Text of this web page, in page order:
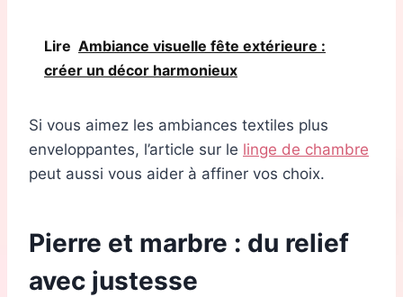
Lire Ambiance visuelle fête extérieure :
créer un décor harmonieux
Si vous aimez les ambiances textiles plus
enveloppantes, l’article sur le linge de chambre
peut aussi vous aider à affiner vos choix.
Pierre et marbre : du relief
avec justesse